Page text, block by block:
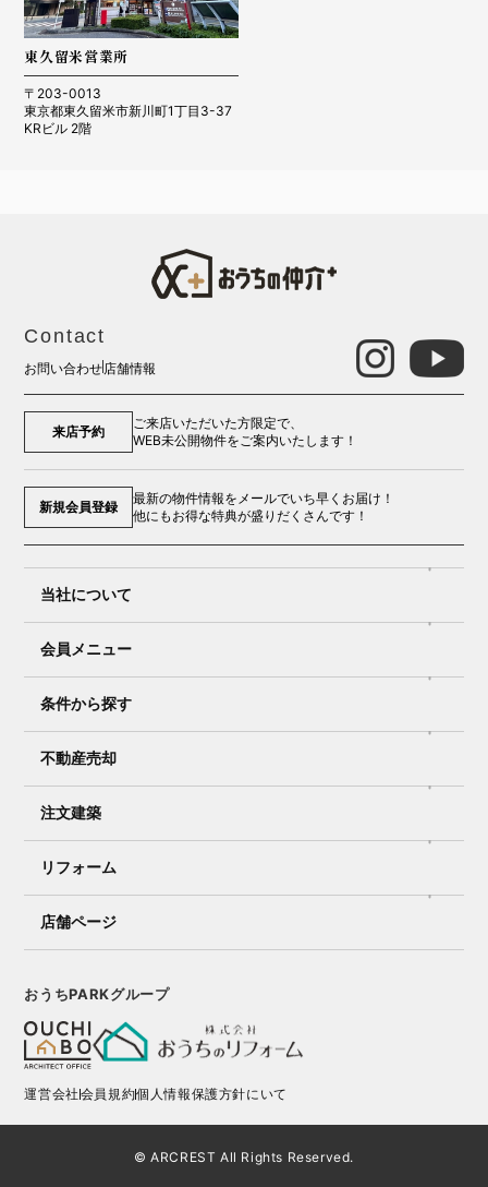
東久留米営業所
〒203-0013
東京都東久留米市新川町1丁目3-37
KRビル 2階
Contact
お問い合わせ 店舗情報
来店予約
ご来店いただいた方限定で、
WEB未公開物件をご案内いたします！
新規会員登録
最新の物件情報をメールでいち早くお届け！
他にもお得な特典が盛りだくさんです！
当社について
会員メニュー
条件から探す
不動産売却
注文建築
リフォーム
店舗ページ
おうちPARKグループ
運営会社会員規約個人情報保護方針にいて
© ARCREST All Rights Reserved.